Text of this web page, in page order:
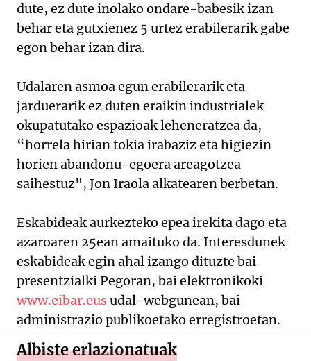
dute, ez dute inolako ondare-babesik izan
behar eta gutxienez 5 urtez erabilerarik gabe
egon behar izan dira.
Udalaren asmoa egun erabilerarik eta
jarduerarik ez duten eraikin industrialek
okupatutako espazioak leheneratzea da,
“horrela hirian tokia irabaziz eta higiezin
horien abandonu-egoera areagotzea
saihestuz", Jon Iraola alkatearen berbetan.
Eskabideak aurkezteko epea irekita dago eta
azaroaren 25ean amaituko da. Interesdunek
eskabideak egin ahal izango dituzte bai
presentzialki Pegoran, bai elektronikoki
www.eibar.eusudal-webgunean, bai
administrazio publikoetako erregistroetan.
Albiste erlazionatuak